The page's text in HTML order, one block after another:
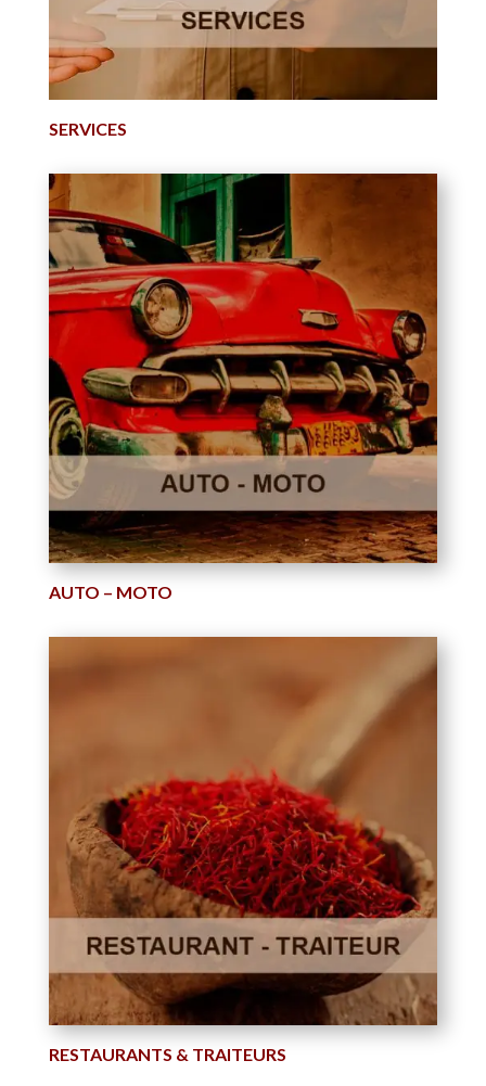
SERVICES
AUTO – MOTO
RESTAURANTS & TRAITEURS